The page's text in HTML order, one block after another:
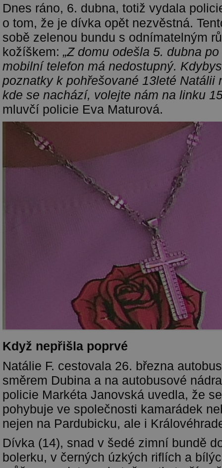
Dnes ráno, 6. dubna, totiž vydala
o tom, že je dívka opět nezvěstná.
sobě zelenou bundu s odnímatelným
kožíškem: „Z domu odešla 5. dubna
mobilní telefon má nedostupný.
poznatky k pohřešované 13leté Natálii
kde se nachází, volejte nám na linku
mluvčí policie Eva Maturová.
Když nepřišla poprvé
Natálie F. cestovala 26. března
směrem Dubina a na autobusové
policie Markéta Janovská uvedla, že
pohybuje ve společnosti kamarádek
nejen na Pardubicku, ale i
Dívka (14), snad v šedé zimní bundě
bolerku, v černých úzkých riflích a